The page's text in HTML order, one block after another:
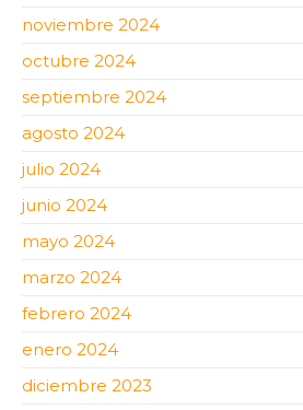
noviembre 2024
octubre 2024
septiembre 2024
agosto 2024
julio 2024
junio 2024
mayo 2024
marzo 2024
febrero 2024
enero 2024
diciembre 2023